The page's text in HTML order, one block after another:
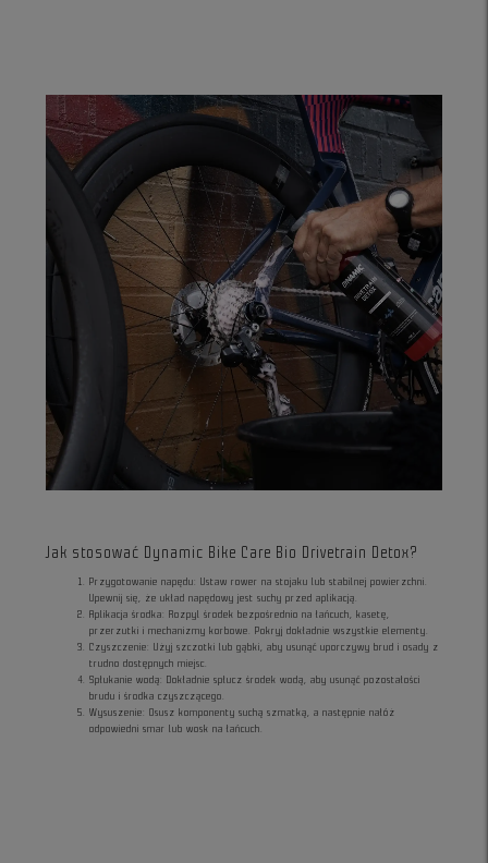
Jak stosować Dynamic Bike Care Bio Drivetrain Detox?
Przygotowanie napędu: Ustaw rower na stojaku lub stabilnej powierzchni.
Upewnij się, że układ napędowy jest suchy przed aplikacją.
Aplikacja środka: Rozpyl środek bezpośrednio na łańcuch, kasetę,
przerzutki i mechanizmy korbowe. Pokryj dokładnie wszystkie elementy.
Czyszczenie: Użyj szczotki lub gąbki, aby usunąć uporczywy brud i osady z
trudno dostępnych miejsc.
Spłukanie wodą: Dokładnie spłucz środek wodą, aby usunąć pozostałości
brudu i środka czyszczącego.
Wysuszenie: Osusz komponenty suchą szmatką, a następnie nałóż
odpowiedni smar lub wosk na łańcuch.